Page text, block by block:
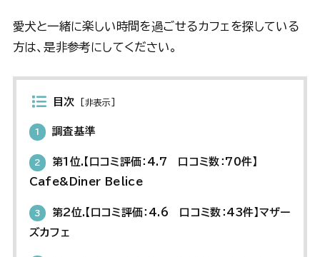
愛犬と一緒に楽しい時間を過ごせるカフェを探している
方は、是非参考にしてください。
目次 非表示
1 調査基準
2
第1位.【口コミ評価：4.7 口コミ数：70件】
Cafe&Diner Belice
3
第2位.【口コミ評価：4.6 口コミ数：43件】マザー
ズカフェ